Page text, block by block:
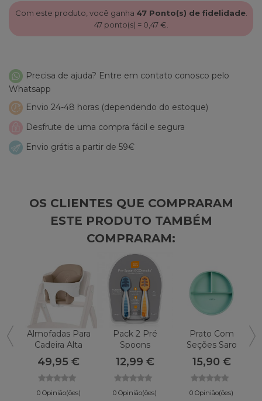
Com este produto, você ganha 47Ponto(s) de fidelidade.
47ponto(s) = 0,47 €
Precisa de ajuda? Entre em contato conosco pelo
Whatsapp
Envio 24-48 horas (dependendo do estoque)
Desfrute de uma compra fácil e segura
Envio grátis a partir de 59€
OS CLIENTES QUE COMPRARAM
ESTE PRODUTO TAMBÉM
COMPRARAM:
Almofadas Para
Cadeira Alta
CYBEX Clique E
Dobre
49,95 €
0 Opinião(ões)
Pack 2 Pré
Spoons
NumNum
12,99 €
0 Opinião(ões)
Prato Com
Seções Saro
Comida E
Diversão
15,90 €
0 Opinião(ões)